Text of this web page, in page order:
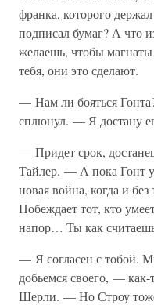
франка, которого
подписал бумаг? А что
желаешь, чтобы
тебя, они это сделают.
— Нам ли бояться
сплюнул. — Я достану
— Придет срок,
Тайлер. — А пока Гонт
новая война, когда и без
Побеждает тот, кто
напор… Ты как
— Я согласен с тобой.
добьемся своего, —
Шерли. — Но Строу